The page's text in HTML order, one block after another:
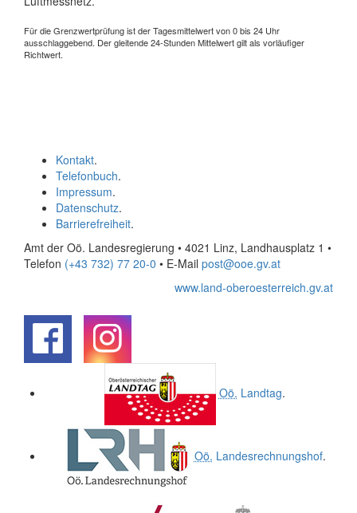
Für die Grenzwertprüfung ist der Tagesmittelwert von 0 bis 24 Uhr
ausschlaggebend. Der gleitende 24-Stunden Mittelwert gilt als vorläufiger
Richtwert.
Kontakt.
Telefonbuch.
Impressum.
Datenschutz.
Barrierefreiheit.
Amt der Oö. Landesregierung • 4021 Linz, Landhausplatz 1 •
Telefon (+43 732) 77 20-0 • E-Mail post@ooe.gv.at
www.land-oberoesterreich.gv.at
Oö. Landtag.
Oö. Landesrechnungshof.